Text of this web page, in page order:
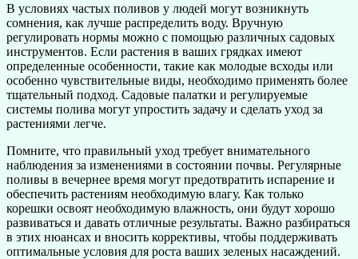
В условиях частых поливов у людей могут возникнуть
сомнения, как лучше распределить воду. Вручную
регулировать нормы можно с помощью различных садовых
инструментов. Если растения в ваших грядках имеют
определенные особенности, такие как молодые всходы или
особенно чувствительные виды, необходимо применять более
тщательный подход. Садовые палатки и регулируемые
системы полива могут упростить задачу и сделать уход за
растениями легче.
Помните, что правильный уход требует внимательного
наблюдения за изменениями в состоянии почвы. Регулярные
поливы в вечернее время могут предотвратить испарение и
обеспечить растениям необходимую влагу. Как только
корешки освоят необходимую влажность, они будут хорошо
развиваться и давать отличные результаты. Важно разбираться
в этих нюансах и вносить коррективы, чтобы поддерживать
оптимальные условия для роста ваших зеленых насаждений.